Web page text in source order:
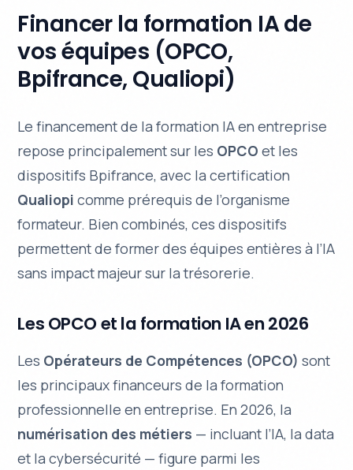
Financer la formation IA de
vos équipes (OPCO,
Bpifrance, Qualiopi)
Le financement de la formation IA en entreprise
repose principalement sur les OPCO et les
dispositifs Bpifrance, avec la certification
Qualiopi comme prérequis de l’organisme
formateur. Bien combinés, ces dispositifs
permettent de former des équipes entières à l’IA
sans impact majeur sur la trésorerie.
Les OPCO et la formation IA en 2026
Les Opérateurs de Compétences (OPCO) sont
les principaux financeurs de la formation
professionnelle en entreprise. En 2026, la
numérisation des métiers — incluant l’IA, la data
et la cybersécurité — figure parmi les